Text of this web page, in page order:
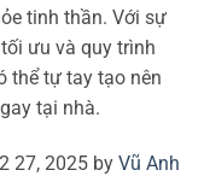
tinh thần. Với sự
ưu và quy trình
thể tự tay tạo nên
tại nhà.
27, 2025 by Vũ Anh